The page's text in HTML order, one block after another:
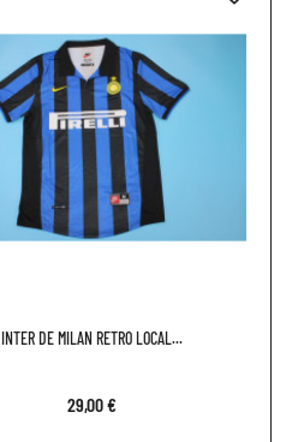
INTER DE MILAN RETRO LOCAL...
29,00 €